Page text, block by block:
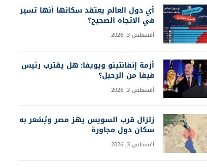
أي دول العالم يعتقد سكانها أنها تسير
في الاتجاه الصحيح؟
أغسطس 3, 2026
أزمة إنفانتينو ويويفا: هل يقترب رئيس
فيفا من الرحيل؟
أغسطس 3, 2026
زلزال قرب السويس يهز مصر ويُشعر به
سكان دول مجاورة
أغسطس 3, 2026